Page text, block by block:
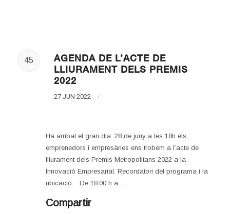
45
AGENDA DE L’ACTE DE
LLIURAMENT DELS PREMIS
2022
27 JUN 2022 /
Ha arribat el gran dia: 28 de juny a les 18h els
emprenedors i empresàries ens trobem a l’acte de
lliurament dels Premis Metropolitans 2022 a la
Innovació Empresarial. Recordatori del programa i la
ubicació: De 18.00 h a……
Compartir